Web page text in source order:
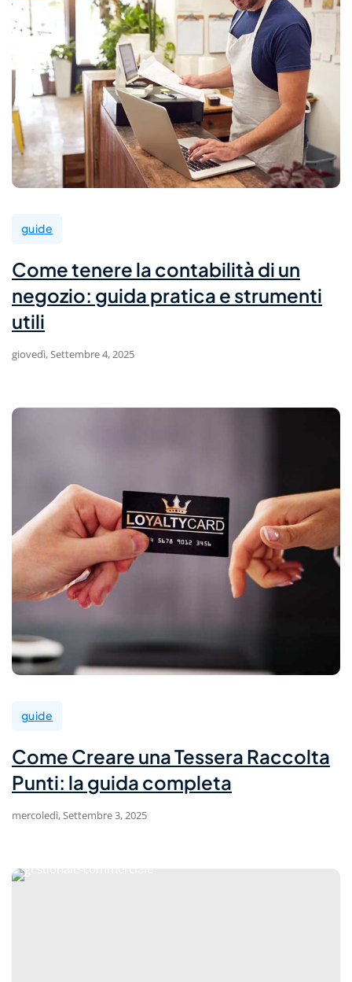
guide
Come tenere la contabilità di un
negozio: guida pratica e strumenti
utili
giovedì, Settembre 4, 2025
guide
Come Creare una Tessera Raccolta
Punti: la guida completa
mercoledì, Settembre 3, 2025